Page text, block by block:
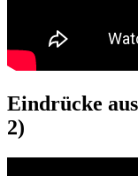
Eindrücke
2)